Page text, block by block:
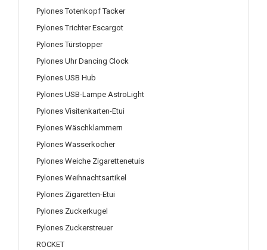
Pylones Totenkopf Tacker
Pylones Trichter Escargot
Pylones Türstopper
Pylones Uhr Dancing Clock
Pylones USB Hub
Pylones USB-Lampe AstroLight
Pylones Visitenkarten-Etui
Pylones Wäschklammern
Pylones Wasserkocher
Pylones Weiche Zigarettenetuis
Pylones Weihnachtsartikel
Pylones Zigaretten-Etui
Pylones Zuckerkugel
Pylones Zuckerstreuer
ROCKET